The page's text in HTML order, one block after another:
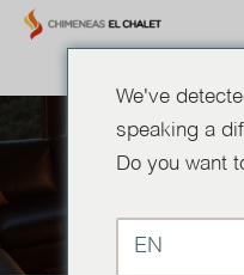
We've
speaking a
Do you want
EN